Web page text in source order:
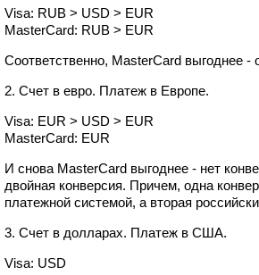
Visa: RUB > USD > EUR
MasterCard: RUB > EUR
Соответственно, MasterCard выгоднее -
2. Счет в евро. Платеж в Европе.
Visa: EUR > USD > EUR
MasterCard: EUR
И снова MasterCard выгоднее - нет
двойная конверсия. Причем, одна
платежной системой, а вторая
3. Счет в долларах. Платеж в США.
Visa: USD